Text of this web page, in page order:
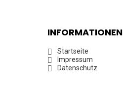
INFORMATIONEN
Startseite
Impressum
Datenschutz